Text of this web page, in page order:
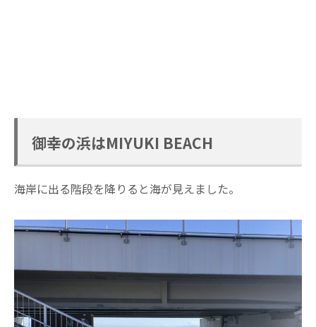
御幸の浜はMIYUKI BEACH
海岸に出る階段を降りると海が見えました。